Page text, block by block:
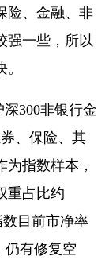
险、金融、非
强一些，所以
深300非银行金
、保险、其
指数样本，
重占比约
数目前市净率
仍有修复空